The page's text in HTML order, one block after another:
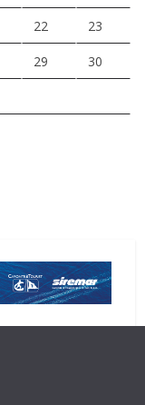
22 23
29 30